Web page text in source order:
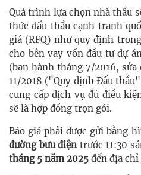
Quá trình lựa chọn nhà thầu
thức đấu thầu cạnh tranh
giá (RFQ) như quy định
cho bên vay vốn đầu tư dự
(ban hành tháng 7/2016,
11/2018 ("Quy định Đấu
cung cấp dịch vụ đủ điều
sẽ là hợp đồng trọn gói.
Báo giá phải được gửi bằng
đường bưu điệntrước 11:30
tháng 5 năm 2025 đến địa chỉ